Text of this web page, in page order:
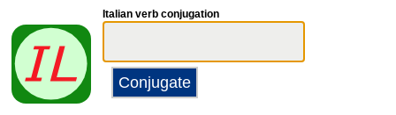
Italian verb conjugation